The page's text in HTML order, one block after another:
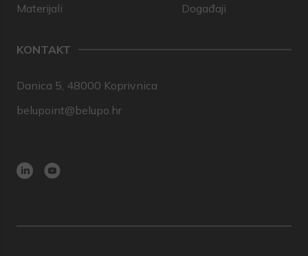
Materijali
Događaji
KONTAKT
Danica 5, 48000 Koprivnica
belupoint@belupo.hr